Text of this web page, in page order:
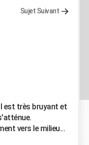
Sujet Suivant
est très bruyant et
vers le milieu...